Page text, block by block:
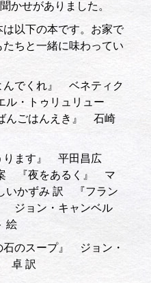
かせがありました。
以下の本です。お家で
ちと一緒に味わってい
んでくれ』 ベネティク
ル・トゥリュリュー
ごはんえき』 石崎
ります』 平田昌広
『夜をあるく』 マ
いかずみ 訳 『フラン
ジョン・キャンベル
絵
石のスープ』 ジョン・
卓 訳